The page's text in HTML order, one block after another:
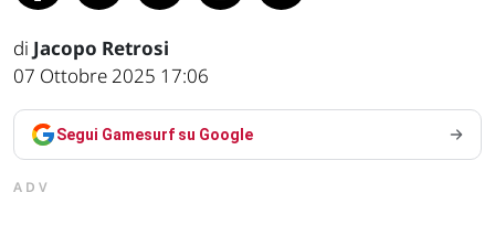
di Jacopo Retrosi
07 Ottobre 2025 17:06
Segui Gamesurf su Google
ADV